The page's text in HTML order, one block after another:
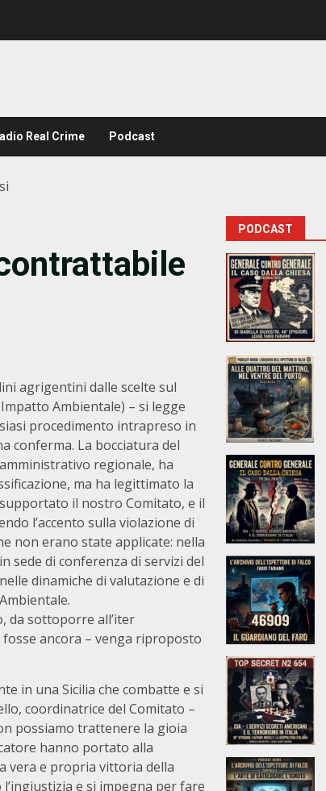
Real Crime Podcast
agrigentini dalle scelte sul
Ambientale) – si legge
procedimento intrapreso in
conferma. La bocciatura del
regionale, ha
ma ha legittimato la
il nostro Comitato, e il
l’accento sulla violazione di
non erano state applicate: nella
sede di conferenza di servizi del
dinamiche di valutazione e di
da sottoporre all’iter
fosse ancora – venga riproposto
in una Sicilia che combatte e si
coordinatrice del Comitato –
possiamo trattenere la gioia
hanno portato alla
vera e propria vittoria della
e si impegna per fare
PODCAST